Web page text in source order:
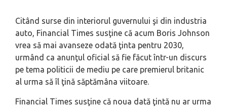
Citând surse din interiorul guvernului şi din industria
auto, Financial Times susţine că acum Boris Johnson
vrea să mai avanseze odată ţinta pentru 2030,
urmând ca anunţul oficial să fie făcut într-un discurs
pe tema politicii de mediu pe care premierul britanic
al urma să îl ţină săptămâna viitoare.
Financial Times susţine că noua dată ţintă nu ar urma